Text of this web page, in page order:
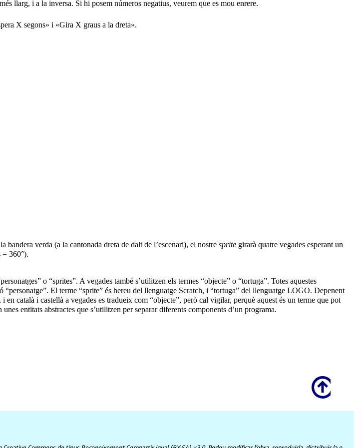
llarg, i a la inversa. Si hi posem números negatius, veurem que es mou enrere.
X segons» i «Gira X graus a la dreta».
verda (a la cantonada dreta de dalt de l’escenari), el nostre sprite girarà quatre vegades esperant un
= 360°).
o “sprites”. A vegades també s’utilitzen els termes “objecte” o “tortuga”. Totes aquestes
El terme “sprite” és hereu del llenguatge Scratch, i “tortuga” del llenguatge LOGO. Depenent
català i castellà a vegades es tradueix com “objecte”, però cal vigilar, perquè aquest és un terme que pot
entitats abstractes que s’utilitzen per separar diferents components d’un programa.
Scroll